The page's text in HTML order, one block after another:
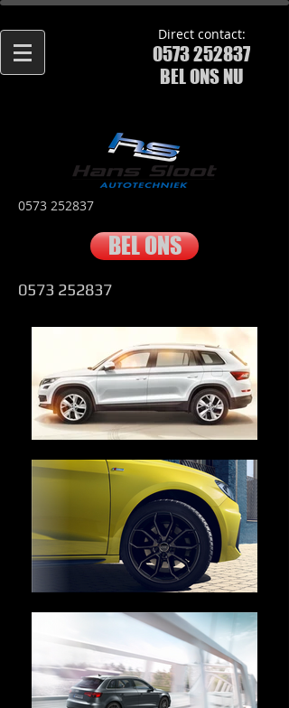
Direct contact:
0573 252837
BEL ONS NU
0573 252837
BEL ONS
0573 252837